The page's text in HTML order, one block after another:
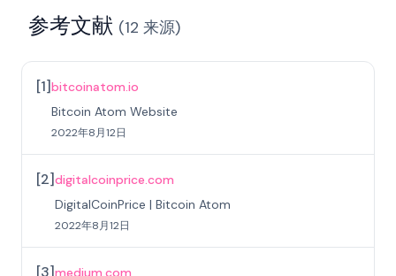
参考文献 (12 来源)
[1]bitcoinatom.io
Bitcoin Atom Website
2022年8月12日
[2]digitalcoinprice.com
DigitalCoinPrice | Bitcoin Atom
2022年8月12日
[3]medium.com